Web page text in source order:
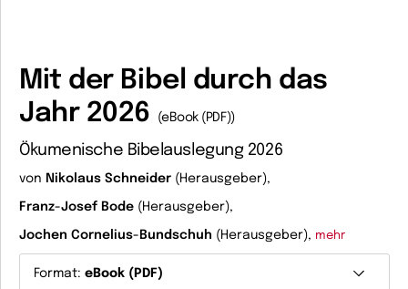
Mit der Bibel durch das
Jahr 2026
(eBook (PDF))
Ökumenische Bibelauslegung 2026
von Nikolaus Schneider (Herausgeber),
Franz-Josef Bode (Herausgeber),
Jochen Cornelius-Bundschuh (Herausgeber), mehr
Format: eBook (PDF)